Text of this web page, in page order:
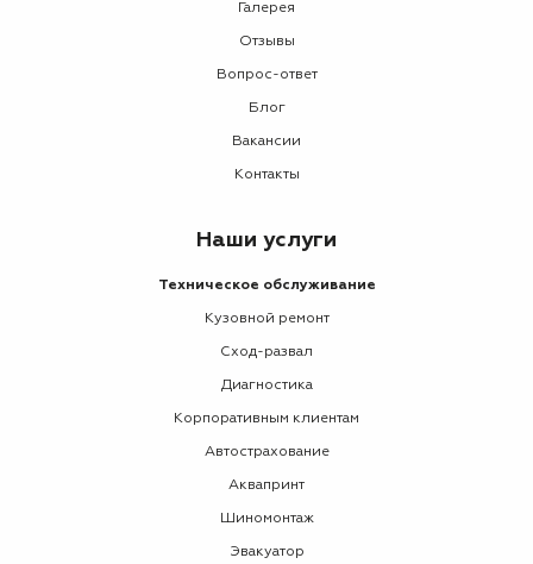
Галерея
Отзывы
Вопрос-ответ
Блог
Вакансии
Контакты
Наши услуги
Техническое обслуживание
Кузовной ремонт
Сход-развал
Диагностика
Корпоративным клиентам
Автострахование
Аквапринт
Шиномонтаж
Эвакуатор